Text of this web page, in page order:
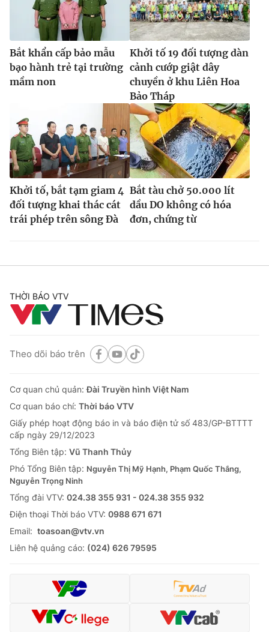
Bắt khẩn cấp bảo mẫu
bạo hành trẻ tại trường
mầm non
Khởi tố 19 đối tượng dàn
cảnh cướp giật dây
chuyền ở khu Liên Hoa
Bảo Tháp
Khởi tố, bắt tạm giam 4
đối tượng khai thác cát
trái phép trên sông Đà
Bắt tàu chở 50.000 lít
dầu DO không có hóa
đơn, chứng từ
THỜI BÁO VTV
Theo dõi báo trên
Cơ quan chủ quản:Đài Truyền hình Việt Nam
Cơ quan báo chí: Thời báo VTV
Giấy phép hoạt động báo in và báo điện tử số 483/GP-BTTTT
cấp ngày 29/12/2023
Tổng Biên tập: Vũ Thanh Thủy
Phó Tổng Biên tập: Nguyễn Thị Mỹ Hạnh, Phạm Quốc Thắng,
Nguyễn Trọng Ninh
Tổng đài VTV: 024.38 355 931 - 024.38 355 932
Ðiện thoại Thời báo VTV: 0988 671 671
Email: toasoan@vtv.vn
Liên hệ quảng cáo: (024) 626 79595